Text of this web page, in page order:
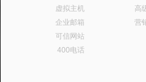
虚拟主机
企业邮箱
可信网站
400电话
高
营